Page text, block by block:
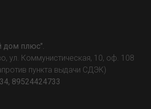
плюс".
ул. Коммунистическая, 10, оф. 108
пункта выдачи СДЭК)
89524424733